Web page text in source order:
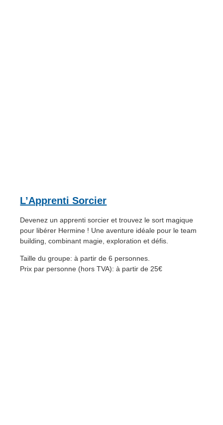
L’Apprenti Sorcier
Devenez un apprenti sorcier et trouvez le sort magique
pour libérer Hermine ! Une aventure idéale pour le team
building, combinant magie, exploration et défis.
Taille du groupe: à partir de 6 personnes.
Prix par personne (hors TVA): à partir de 25€